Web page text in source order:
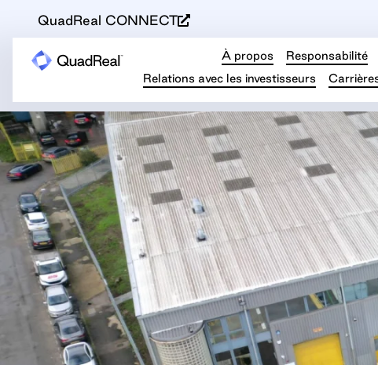
QuadReal CONNECT
À propos
Responsabilité
Relations avec les investisseurs